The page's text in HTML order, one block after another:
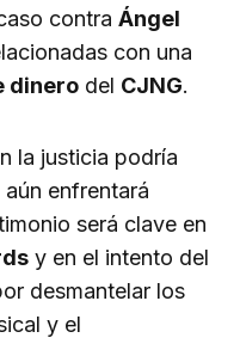
contra Ángel
con una
dinero del CJNG.
la justicia podría
aún enfrentará
será clave en
y en el intento del
desmantelar los
y el